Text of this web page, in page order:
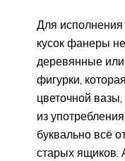
Для
кусок фанеры
деревянные
фигурки,
цветочной
из
буквально всё
старых ящиков.